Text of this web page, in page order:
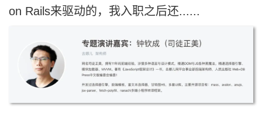
on Rails来驱动的，我入职之后还......